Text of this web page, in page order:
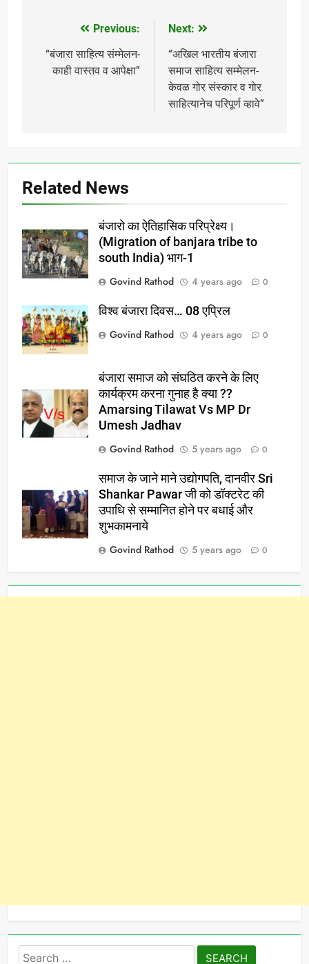
navigation
Previous:
“बंजारा साहित्य संम्मेलन-
काही वास्तव व आपेक्षा”
Next:
“अखिल भारतीय बंजारा
समाज साहित्य सम्मेलन-
केवळ गोर संस्कार व गोर
साहित्यानेच परिपूर्ण व्हावे”
Related News
बंजारो का ऐतिहासिक परिप्रेक्ष्य।
(Migration of banjara tribe to
south India) भाग-1
Govind Rathod
4 years ago 0
विश्व बंजारा दिवस… 08 एप्रिल
Govind Rathod
4 years ago 0
बंजारा समाज को संघठित करने के लिए
कार्यक्रम करना गुनाह है क्या ??
Amarsing Tilawat Vs MP Dr
Umesh Jadhav
Govind Rathod
5 years ago 0
समाज के जाने माने उद्योगपति, दानवीर Sri
Shankar Pawar जी को डॉक्टरेट की
उपाधि से सम्मानित होने पर बधाई और
शुभकामनाये
Govind Rathod
5 years ago 0
Search